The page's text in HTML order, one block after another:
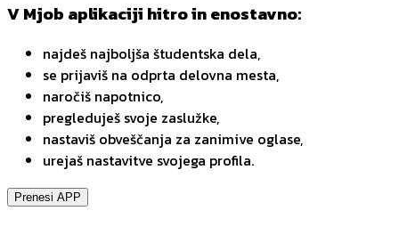
V Mjob aplikaciji hitro in enostavno:
najdeš najboljša študentska dela,
se prijaviš na odprta delovna mesta,
naročiš napotnico,
pregleduješ svoje zaslužke,
nastaviš obveščanja za zanimive oglase,
urejaš nastavitve svojega profila.
Prenesi APP